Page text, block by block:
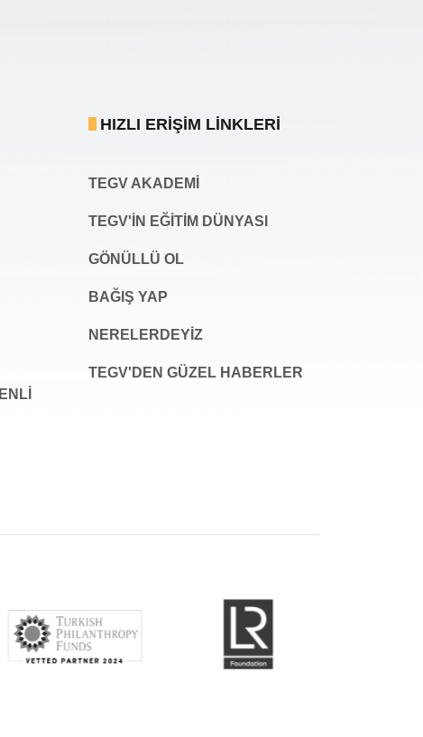
HIZLI ERIŞIM LINKLERI
TEGV AKADEMI
TEGV'İN EĞİTİM DÜNYASI
GÖNÜLLÜ OL
BAĞIŞ YAP
NERELERDEYİZ
TEGV'DEN GÜZEL HABERLER